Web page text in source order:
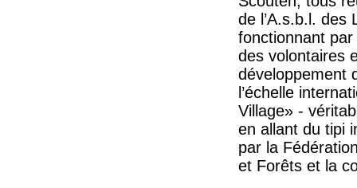
de l’A.s.b.l. des
fonctionnant par
des volontaires
développement
l’échelle
Village» -
en allant du tipi
par la
et Forêts et la